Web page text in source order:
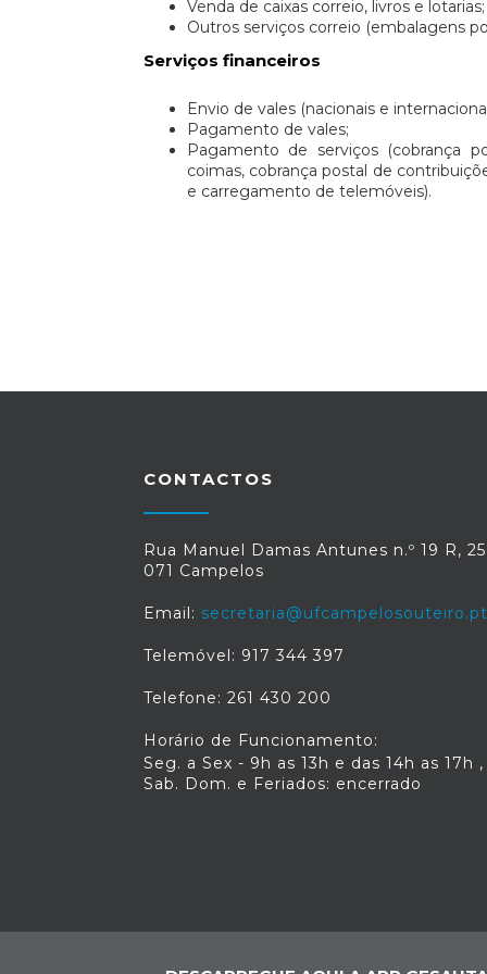
Venda de caixas correio, livros e lotarias;
Outros serviços correio (embalagens
Serviços financeiros
Envio de vales (nacionais e
Pagamento de vales;
Pagamento de serviços (cobrança
coimas, cobrança postal de
e carregamento de telemóveis).
CONTACTOS
Rua Manuel Damas Antunes n.º 19 R,
071 Campelos
Email: secretaria@ufcampelosouteiro.pt
Telemóvel: 917 344 397
Telefone: 261 430 200
Horário de Funcionamento:
Seg. a Sex - 9h as 13h e das 14h as 17h ,
Sab. Dom. e Feriados: encerrado